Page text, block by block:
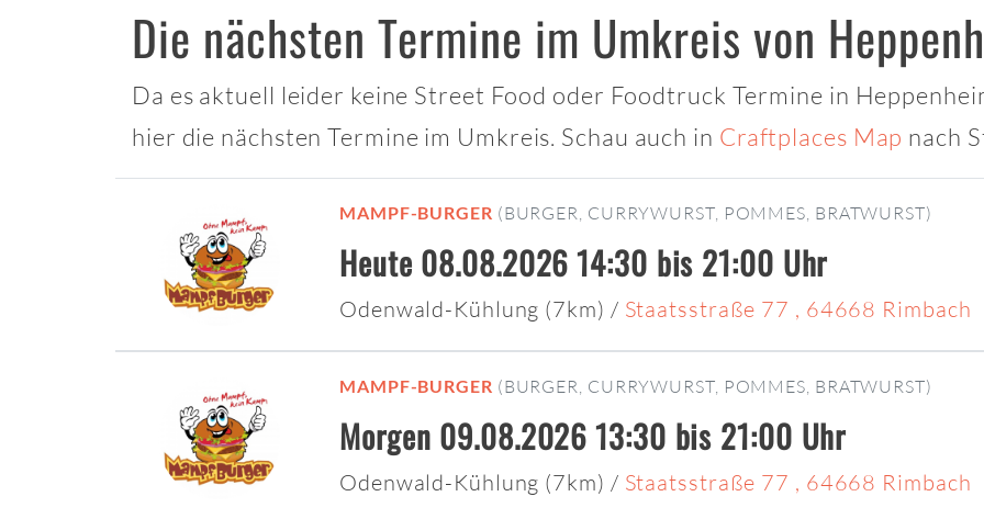
Die nächsten Termine im Umkreis von
Da es aktuell leider keine Street Food oder Foodtruck Termine in
hier die nächsten Termine im Umkreis. Schau auch in Craftplaces Map nach
MAMPF-BURGER (BURGER, CURRYWURST, POMMES, BRATWURST)
Heute 08.08.2026 14:30 bis 21:00 Uhr
Odenwald-Kühlung (7km) / Staatsstraße 77 , 64668 Rimbach
MAMPF-BURGER (BURGER, CURRYWURST, POMMES, BRATWURST)
Morgen 09.08.2026 13:30 bis 21:00 Uhr
Odenwald-Kühlung (7km) / Staatsstraße 77 , 64668 Rimbach